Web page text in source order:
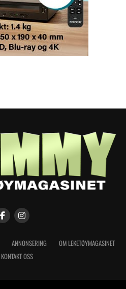
ANNONSERING
OM LEKETØYMAGASINET
KONTAKT OSS